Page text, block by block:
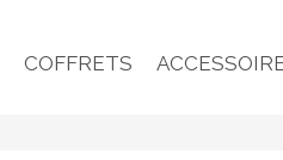
COFFRETS